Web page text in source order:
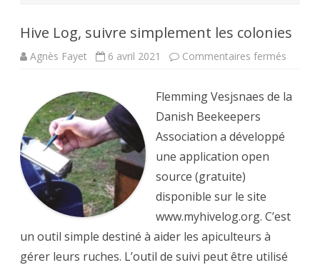
Hive Log, suivre simplement les colonies
Agnès Fayet 6 avril 2021 Commentaires fermés
les
Flemming Vesjsnaes de la
Danish Beekeepers
Association a développé
une application open
source (gratuite)
disponible sur le site
www.myhivelog.org. C’est
un outil simple destiné à aider les apiculteurs à
gérer leurs ruches. L’outil de suivi peut être utilisé